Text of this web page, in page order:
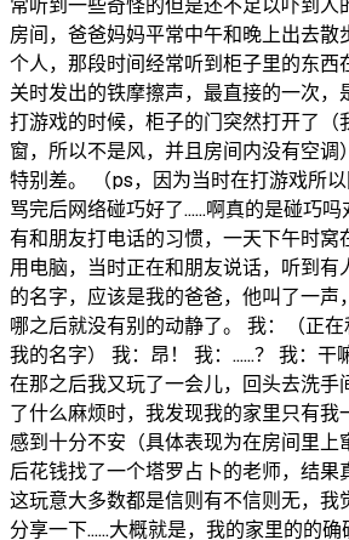
常听到一些奇怪的但是还不足以吓到人
房间，爸爸妈妈平常中午和晚上出去散
个人，那段时间经常听到柜子里的东西
关时发出的铁摩擦声，最直接的一次，
打游戏的时候，柜子的门突然打开了（
窗，所以不是风，并且房间内没有空调
特别差。 （ps，因为当时在打游戏所以
骂完后网络碰巧好了……啊真的是碰巧
有和朋友打电话的习惯，一天下午时窝
用电脑，当时正在和朋友说话，听到有
的名字，应该是我的爸爸，他叫了一声
哪之后就没有别的动静了。 我：（正
我的名字） 我：昂！ 我：……？ 我：干
在那之后我又玩了一会儿，回头去洗手
了什么麻烦时，我发现我的家里只有我
感到十分不安（具体表现为在房间里上
后花钱找了一个塔罗占卜的老师，结果
这玩意大多数都是信则有不信则无，我
分享一下……大概就是，我的家里的的确